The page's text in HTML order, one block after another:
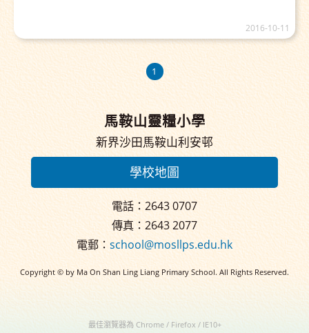
2016-10-11
1
馬鞍山靈糧小學
新界沙田馬鞍山利安邨
學校地圖
電話：2643 0707
傳真：2643 2077
電郵： school@mosllps.edu.hk
Copyright © by Ma On Shan Ling Liang Primary School. All Rights Reserved.
最佳瀏覽器為 Chrome / Firefox / IE10+